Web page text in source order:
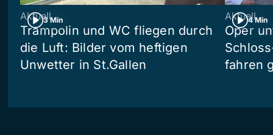
3 Min
Aktuell
Trampolin und WC fliegen durch
die Luft: Bilder vom heftigen
Unwetter in St.Gallen
4 Min
Aktuell
Oper
fahren